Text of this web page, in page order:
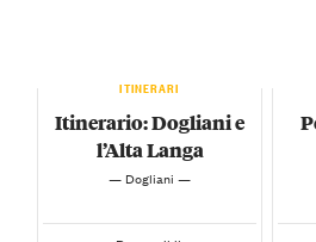
ITINERARI
Itinerario: Dogliani e
l’Alta Langa
— Dogliani —